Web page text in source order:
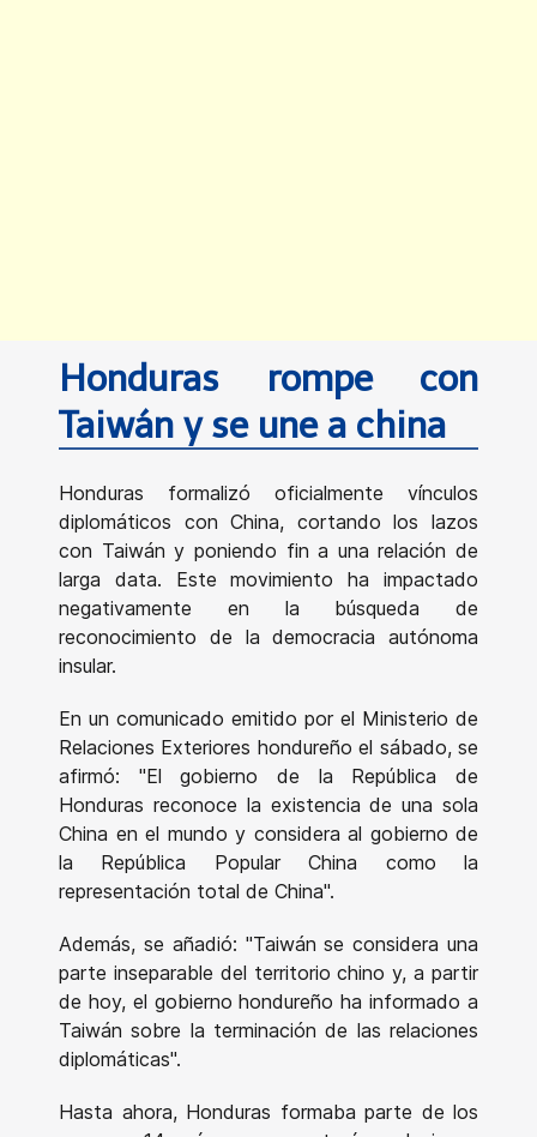
Honduras rompe con
Taiwán y se une a china
Honduras formalizó oficialmente vínculos
diplomáticos con China, cortando los lazos
con Taiwán y poniendo fin a una relación de
larga data. Este movimiento ha impactado
negativamente en la búsqueda de
reconocimiento de la democracia autónoma
insular.
En un comunicado emitido por el Ministerio de
Relaciones Exteriores hondureño el sábado, se
afirmó: "El gobierno de la República de
Honduras reconoce la existencia de una sola
China en el mundo y considera al gobierno de
la República Popular China como la
representación total de China".
Además, se añadió: "Taiwán se considera una
parte inseparable del territorio chino y, a partir
de hoy, el gobierno hondureño ha informado a
Taiwán sobre la terminación de las relaciones
diplomáticas".
Hasta ahora, Honduras formaba parte de los